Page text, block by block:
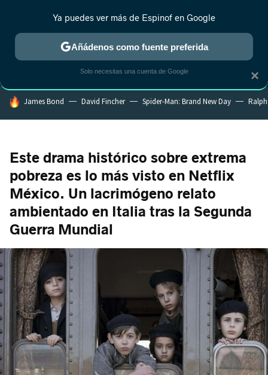
MENÚ NUEVO
ESTRENOS REALITY ANIME RANKINGS CINE
HOY SE HABLA DE
James Bond David Fincher Spider-Man: Brand New Day
Este drama histórico sobre extrema
pobreza es lo más visto en Netflix
México. Un lacrimógeno relato
ambientado en Italia tras la Segunda
Guerra Mundial
×
Ya puedes ver más de Espinof en Google
Añádenos como fuente preferida
Solo necesitas una cuenta de Google